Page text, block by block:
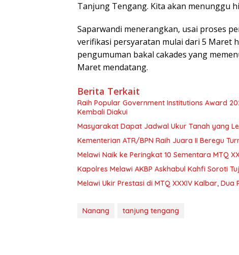
Tanjung Tengang. Kita akan menunggu
Saparwandi menerangkan, usai proses
verifikasi persyaratan mulai dari 5 Maret
pengumuman bakal cakades yang
Maret mendatang.
Berita Terkait
Raih Popular Government Institutions Award
Kembali Diakui
Masyarakat Dapat Jadwal Ukur Tanah yang
Kementerian ATR/BPN Raih Juara II Beregu
Melawi Naik ke Peringkat 10 Sementara MTQ
Kapolres Melawi AKBP Askhabul Kahfi Soroti
Melawi Ukir Prestasi di MTQ XXXIV Kalbar,
Nanang tanjung tengang